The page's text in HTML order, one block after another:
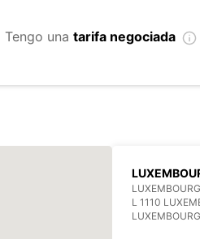
Tengo una tarifa negociada
L 1110
LUXEMBOURG